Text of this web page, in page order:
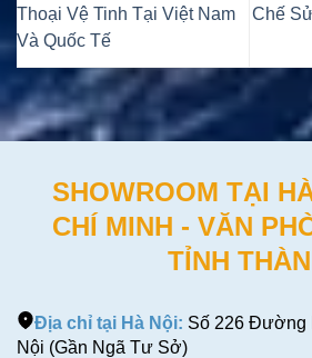
Thoại Vệ Tinh Tại Việt Nam
Và Quốc Tế
Chế
SHOWROOM TẠI
CHÍ MINH - VĂN
TỈNH
Địa chỉ tại Hà Nội: Số 226 Đường
Nội (Gần Ngã Tư Sở)